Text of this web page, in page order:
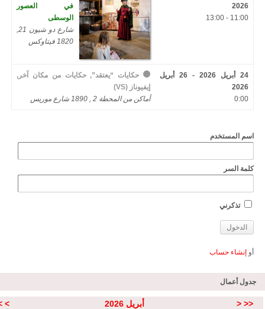
2026
11:00 - 13:00
في العصور
الوسطى
شارع دو شيون 21,
1820 فيتاوكس
24 أبريل 2026 - 26 أبريل
2026
0:00
حكايات “يعتقد”, حكايات من مكان آخر,
إيفيوناز (VS)
أماكن من المحطة 2 , 1890 شارع موريس
اسم المستخدم
كلمة السر
تذكرني
أو إنشاء حساب
جدول أعمال
<<
< أبريل 2026 >